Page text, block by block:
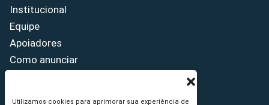
Utilizamos cookies para aprimorar sua experiência de
Institucional
Equipe
Apoiadores
Como anunciar